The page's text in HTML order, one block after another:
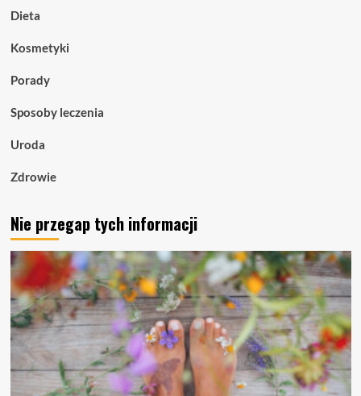
Dieta
Kosmetyki
Porady
Sposoby leczenia
Uroda
Zdrowie
Nie przegap tych informacji